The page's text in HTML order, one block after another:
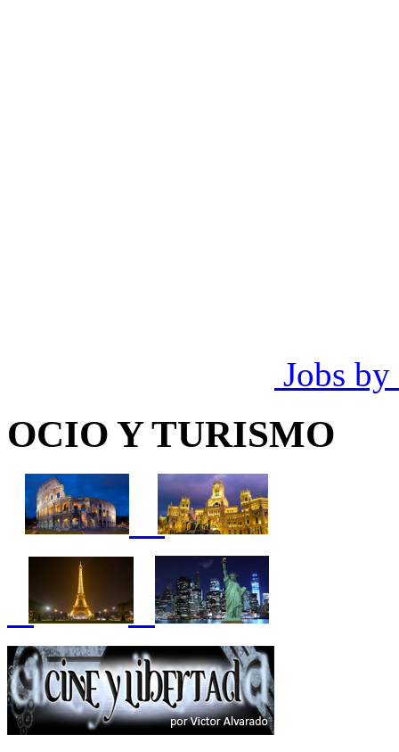
Jobs by
OCIO Y TURISMO